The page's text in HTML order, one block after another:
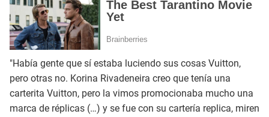
"Había gente que sí estaba luciendo sus cosas Vuitton,
pero otras no. Korina Rivadeneira creo que tenía una
carterita Vuitton, pero la vimos promocionaba mucho una
marca de réplicas (…) y se fue con su cartería replica, miren